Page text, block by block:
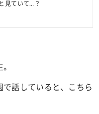
見ていて…？
話していると、こちら